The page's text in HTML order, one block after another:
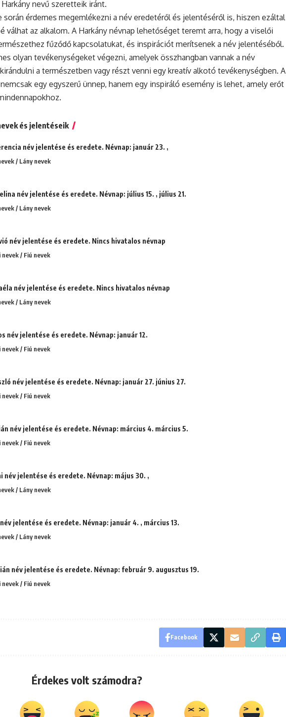
nevű szeretteik iránt.
során érdemes megemlékezni a név eredetéről és jelentéséről is, hiszen ezáltal
válhat az alkalom. A Harkány névnap lehetőséget teremt arra, hogy a viselői
fűződő kapcsolatukat, és inspirációt merítsenek a név jelentéséből.
olyan tevékenységeket végezni, amelyek összhangban vannak a név
a természetben vagy részt venni egy kreatív alkotó tevékenységben. A
egy egyszerű ünnep, hanem egy inspiráló esemény is lehet, amely erőt
és jelentéseik
név jelentése és eredete. Névnap: január 23. ,
/ Lány nevek
név jelentése és eredete. Névnap: július 15. , július 21.
/ Lány nevek
név jelentése és eredete. Nincs hivatalos névnap
nevek / Fiú nevek
név jelentése és eredete. Nincs hivatalos névnap
/ Lány nevek
név jelentése és eredete. Névnap: január 12.
nevek / Fiú nevek
név jelentése és eredete. Névnap: január 27. június 27.
nevek / Fiú nevek
név jelentése és eredete. Névnap: március 4. március 5.
nevek / Fiú nevek
név jelentése és eredete. Névnap: május 30. ,
/ Lány nevek
jelentése és eredete. Névnap: január 4. , március 13.
/ Lány nevek
név jelentése és eredete. Névnap: február 9. augusztus 19.
nevek / Fiú nevek
Facebook
Érdekes volt számodra?